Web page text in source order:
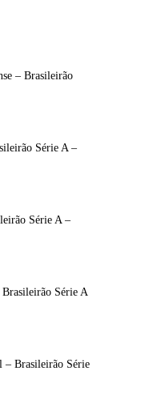
– Brasileirão
Série A –
Série A –
Série A
– Brasileirão Série